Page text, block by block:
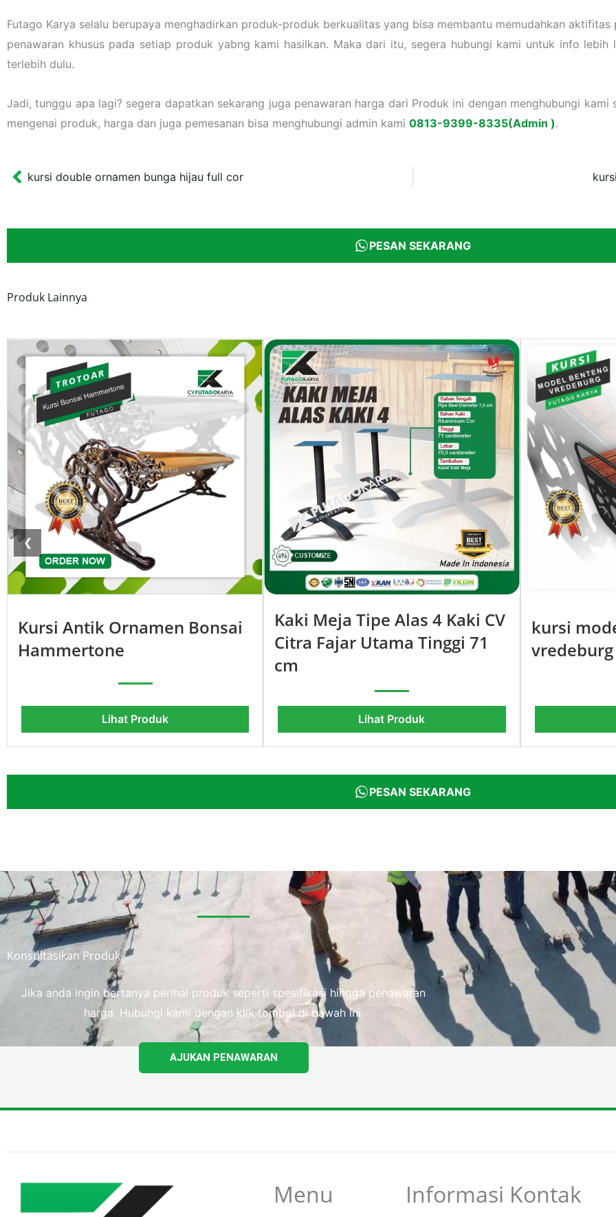
Futago Karya selalu berupaya menghadirkan produk-produk berkualitas yang bisa membantu memudahkan aktifitas
penawaran khusus pada setiap produk yabng kami hasilkan. Maka dari itu, segera hubungi kami untuk info
terlebih dulu.
Jadi, tunggu apa lagi? segera dapatkan sekarang juga penawaran harga dari Produk ini dengan menghubungi kami
mengenai produk, harga dan juga pemesanan bisa menghubungi admin kami 0813-9399-8335(Admin ).
Prev
kursi double ornamen bunga hijau full cor
PESAN SEKARANG
Produk Lainnya
❮
Kursi Antik Ornamen Bonsai
Hammertone
Lihat Produk
Kaki Meja Tipe Alas 4 Kaki CV
Citra Fajar Utama Tinggi 71
cm
Lihat Produk
kursi
vredeburg
PESAN SEKARANG
Konsultasikan Produk
Jika anda ingin bertanya perihal produk seperti spesifikasi hingga penawaran
harga. Hubungi kami dengan klik tombol di bawah ini.
AJUKAN PENAWARAN
Menu Informasi Kontak